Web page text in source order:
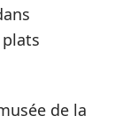
de la